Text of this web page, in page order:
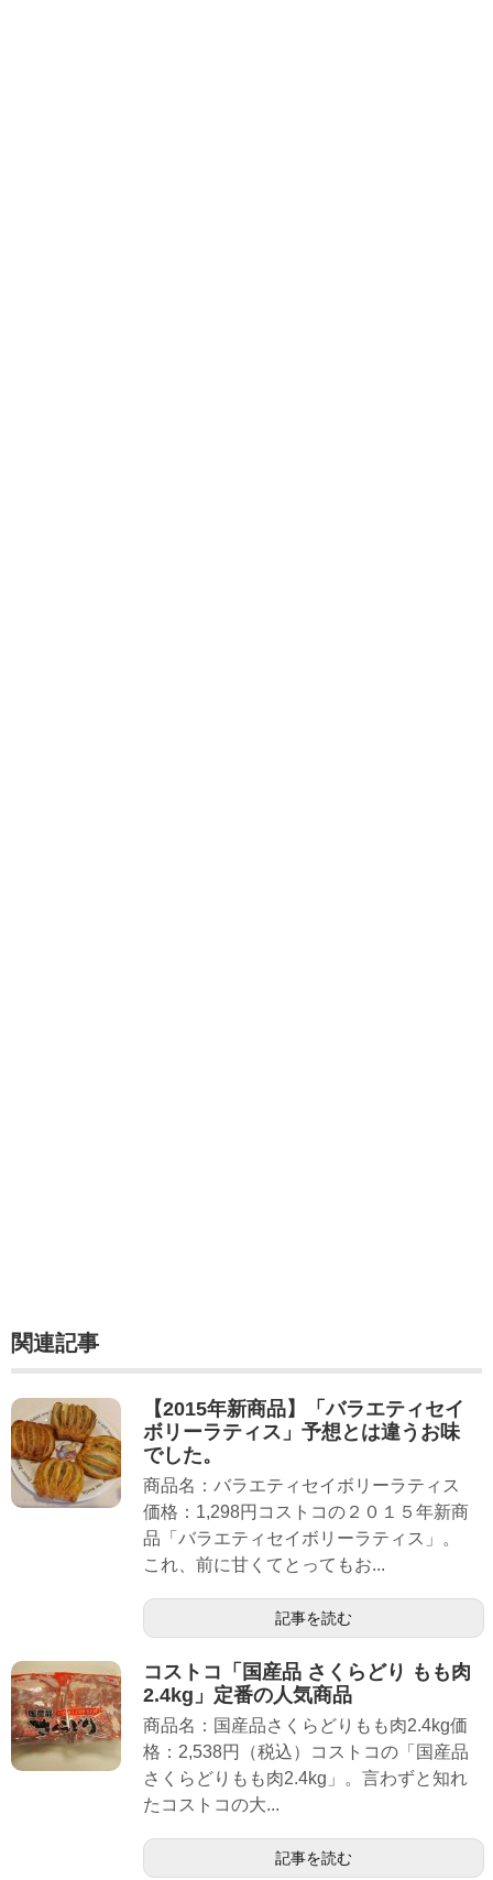
関連記事
【2015年新商品】「バラエティセイ
ボリーラティス」予想とは違うお味
でした。
商品名：バラエティセイボリーラティス
価格：1,298円コストコの２０１５年新商
品「バラエティセイボリーラティス」。
これ、前に甘くてとってもお...
記事を読む
コストコ「国産品 さくらどり もも肉
2.4kg」定番の人気商品
商品名：国産品さくらどりもも肉2.4kg価
格：2,538円（税込）コストコの「国産品
さくらどりもも肉2.4kg」。言わずと知れ
たコストコの大...
記事を読む